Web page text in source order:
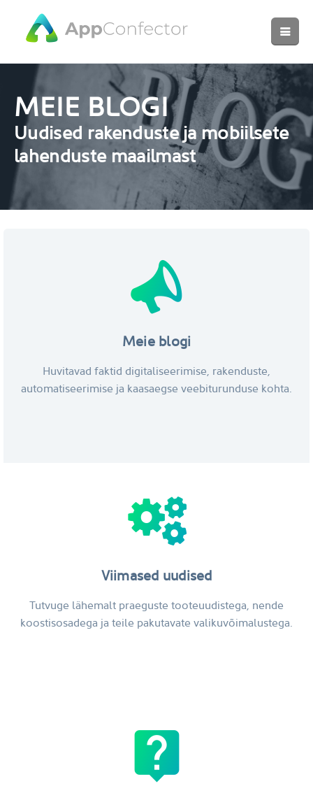
MEIE BLOGI
Uudised rakenduste ja mobiilsete
lahenduste maailmast
Meie blogi
Huvitavad faktid digitaliseerimise, rakenduste,
automatiseerimise ja kaasaegse veebiturunduse kohta.
Viimased uudised
Tutvuge lähemalt praeguste tooteuudistega, nende
koostisosadega ja teile pakutavate valikuvõimalustega.
live_help